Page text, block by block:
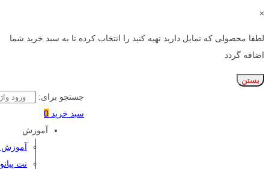
×
لطفا محصولی که تمایل دارید تهیه کنید را انتخاب کرده تا به سبد خرید شما
اضافه گردد
بستن
جستجو برای:
سبد خرید 0
آموزش
آموزش
نت پیانو